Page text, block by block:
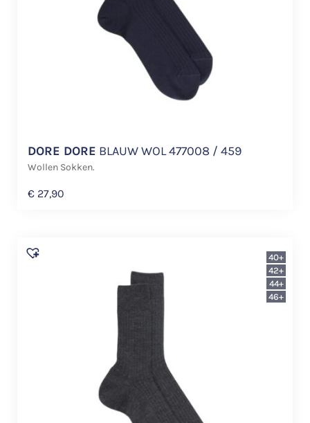
DORE DORE BLAUW WOL 477008 / 459
Wollen Sokken.
€ 27,90
40+
42+
44+
46+